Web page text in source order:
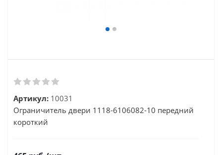
Артикул: 10031
Ограничитель двери 1118-6106082-10 передний
короткий